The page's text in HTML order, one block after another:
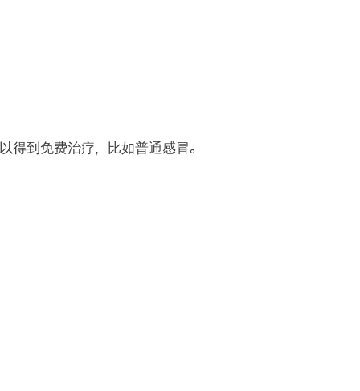
到免费治疗，比如普通感冒。